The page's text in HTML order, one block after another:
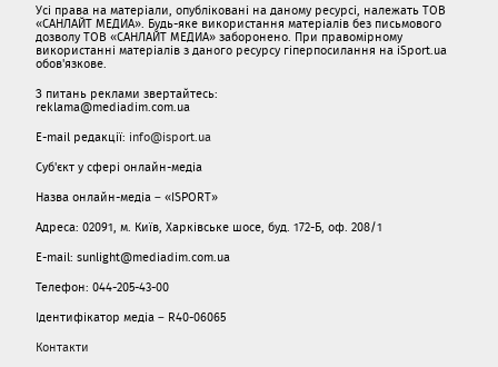
Усі права на матеріали, опубліковані на даному ресурсі, належать ТОВ
«САНЛАЙТ МЕДИА». Будь-яке використання матеріалів без письмового
дозволу ТОВ «САНЛАЙТ МЕДИА» заборонено. При правомірному
використанні матеріалів з даного ресурсу гіперпосилання на iSport.ua
обов'язкове.
З питань реклами звертайтесь:
reklama@mediadim.com.ua
E-mail редакції: info@isport.ua
Суб'єкт у сфері онлайн-медіа
Назва онлайн-медіа – «ISPORT»
Адреса: 02091, м. Київ, Харківське шосе, буд. 172-Б, оф. 208/1
E-mail: sunlight@mediadim.com.ua
Телефон: 044-205-43-00
Ідентифікатор медіа – R40-06065
Контакти